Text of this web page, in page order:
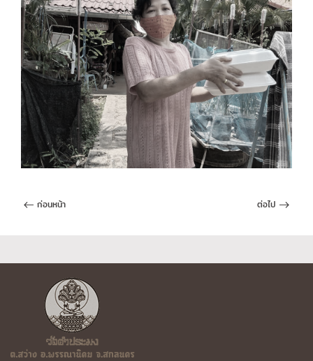
ก่อนหน้า ต่อไป